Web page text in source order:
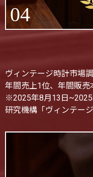
04
ヴィンテージ時計市場
年間売上1位、年間販
※2025年8月13日
研究機構「ヴィンテー